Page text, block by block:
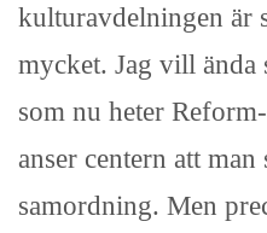
kulturavdelningen är
mycket. Jag vill ända
som nu heter
anser centern att
samordning. Men